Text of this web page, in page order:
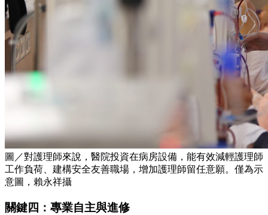
圖／對護理師來說，醫院投資在病房設備，能有效減輕護理師
工作負荷、建構安全友善職場，增加護理師留任意願。僅為示
意圖，賴永祥攝
關鍵四：專業自主與進修